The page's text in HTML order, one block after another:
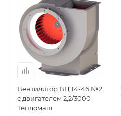
Вентилятор ВЦ 14-46 №2
с двигателем 2,2/3000
Тепломаш